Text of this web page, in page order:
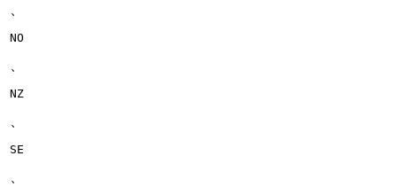
、
NO
、
NZ
、
SE
、